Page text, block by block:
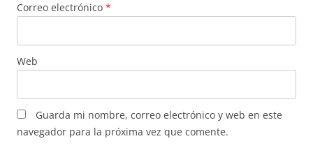
Correo electrónico *
Web
Guarda mi nombre, correo electrónico y web en este
navegador para la próxima vez que comente.